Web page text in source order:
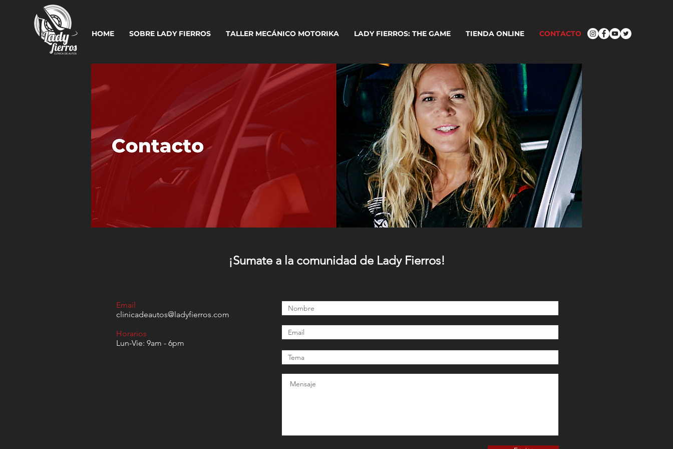
HOME SOBRE LADY FIERROS TALLER MECÁNICO MOTORIKA LADY FIERROS: THE GAME TIENDA ONLINE CONTACTO
¡Sumate a la comunidad de Lady Fierros!
Email
clinicadeautos@ladyfierros.com
Horarios
Lun-Vie: 9am - 6pm